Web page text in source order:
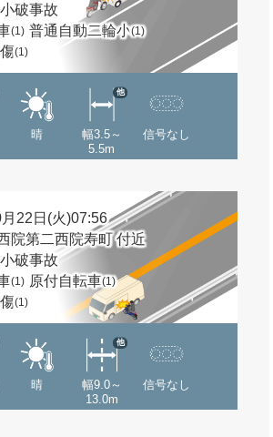
破事故
(1) 普通自動二輪小(1)
(1)
晴
幅3.5～
5.5m
他
信号なし
22日(火)07:56
院第二西院寿町 付近
破事故
(1) 原付自転車(1)
(1)
晴
幅9.0～
13.0m
他
信号なし